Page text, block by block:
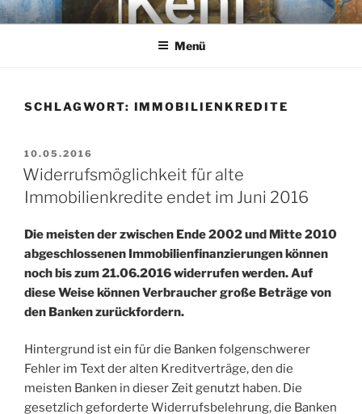
Zum
InhaltKEHL
Rechtsanwaltsgesellschaft mbH
Menü
SCHLAGWORT: IMMOBILIENKREDITE
VERÖFFENTLICHT
AM
10.05.2016
Widerrufsmöglichkeit für alte
Immobilienkredite endet im Juni 2016
Die meisten der zwischen Ende 2002 und Mitte 2010
abgeschlossenen Immobilienfinanzierungen können
noch bis zum 21.06.2016 widerrufen werden. Auf
diese Weise können Verbraucher große Beträge von
den Banken zurückfordern.
Hintergrund ist ein für die Banken folgenschwerer
Fehler im Text der alten Kreditverträge, den die
meisten Banken in dieser Zeit genutzt haben. Die
gesetzlich geforderte Widerrufsbelehrung, die Banken